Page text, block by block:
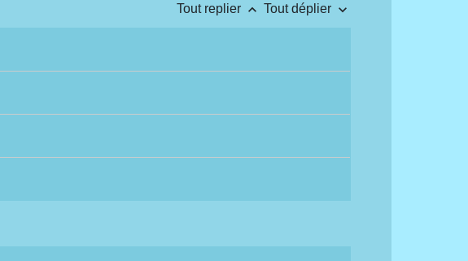
Tout replier keyboard_arrow_up Tout déplier keyboard_arrow_down